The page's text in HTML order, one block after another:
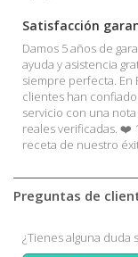
Satisfacción
Damos 5 años de
ayuda y asistencia
siempre perfecta. En
clientes han
servicio con una nota
reales verificadas. ❤️
receta de nuestro
Preguntas de
¿Tienes alguna duda